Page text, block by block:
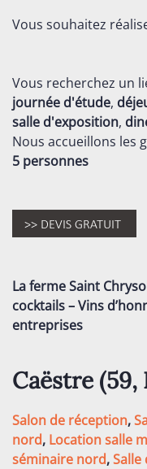
Vous souhaitez
Vous recherchez un
journée d'étude,
salle d'exposition,
Nous accueillons les
5 personnes
La ferme Saint
cocktails – Vins
entreprises
Caëstre (59,
Salon de réception,
nord, Location salle
séminaire nord,Salle